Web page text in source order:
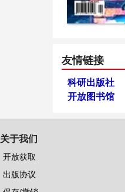
友情链接
科研出版社
开放图书馆
关于我们
开放获取
出版协议